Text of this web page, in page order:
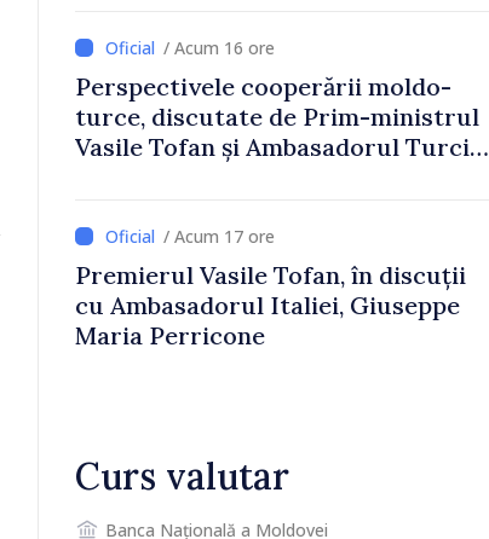
/ Acum 16 ore
Perspectivele cooperării moldo-
turce, discutate de Prim-ministrul
Vasile Tofan și Ambasadorul Turciei,
/ Acum 17 ore
Premierul Vasile Tofan, în discuții
cu Ambasadorul Italiei, Giuseppe
Maria Perricone
Curs valutar
Banca Națională a Moldovei